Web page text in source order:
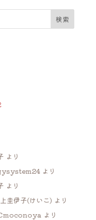
より
より
より
圭伊子(けいこ) より
より